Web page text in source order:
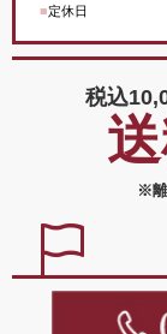
■定休日
税込
※離